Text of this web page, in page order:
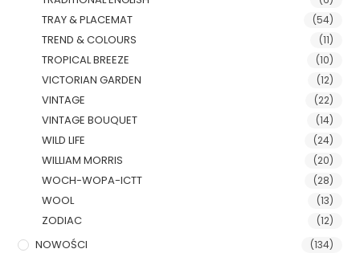
TRAY & PLACEMAT (54)
TREND & COLOURS (11)
TROPICAL BREEZE (10)
VICTORIAN GARDEN (12)
VINTAGE (22)
VINTAGE BOUQUET (14)
WILD LIFE (24)
WILLIAM MORRIS (20)
WOCH-WOPA-ICTT (28)
WOOL (13)
ZODIAC (12)
NOWOŚCI (134)